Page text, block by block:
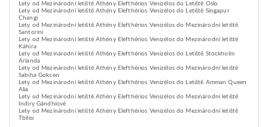
Lety od Mezinárodní letiště Athény Elefthérios Venizélos do Letiště Oslo
Lety od Mezinárodní letiště Athény Elefthérios Venizélos do Letiště Singapur
Changi
Lety od Mezinárodní letiště Athény Elefthérios Venizélos do Mezinárodní letiště
Santorini
Lety od Mezinárodní letiště Athény Elefthérios Venizélos do Mezinárodní letiště
Káhira
Lety od Mezinárodní letiště Athény Elefthérios Venizélos do Letiště Stockholm
Arlanda
Lety od Mezinárodní letiště Athény Elefthérios Venizélos do Mezinárodní letiště
Sabiha Gokcen
Lety od Mezinárodní letiště Athény Elefthérios Venizélos do Letiště Amman Queen
Alia
Lety od Mezinárodní letiště Athény Elefthérios Venizélos do Mezinárodní letiště
Indiry Gándhíové
Lety od Mezinárodní letiště Athény Elefthérios Venizélos do Mezinárodní letiště
Tbilisi